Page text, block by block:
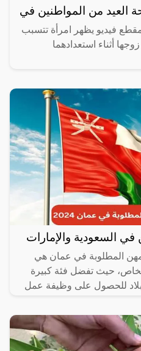
العيد من المواطنين في
فيديو يظهر امرأة تتسبب
أثناء استعدادهما
السعودية والإمارات
المطلوبة في عمان هي
حيث تفضل فئة كبيرة
للحصول على وظيفة عمل